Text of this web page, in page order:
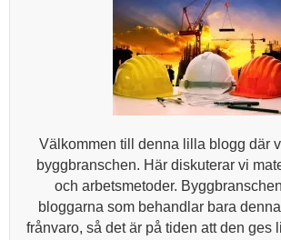
Välkommen till denna lilla blogg där
byggbranschen. Här diskuterar vi
och arbetsmetoder.
bloggarna som behandlar bara
frånvaro, så det är på tiden att den ges